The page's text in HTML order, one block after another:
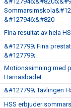
&#127946;&#820
Fina resultat av hela
&#127799; Fina
&#127799;
Motionssimning med
Harnäsbadet
&#127799; Tävlingen
HSS erbjuder